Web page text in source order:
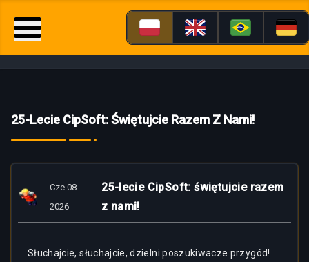
25-Lecie CipSoft: Świętujcie Razem Z Nami!
Cze 08
2026
25-lecie CipSoft: świętujcie razem
z nami!
Słuchajcie, słuchajcie, dzielni poszukiwacze przygód!